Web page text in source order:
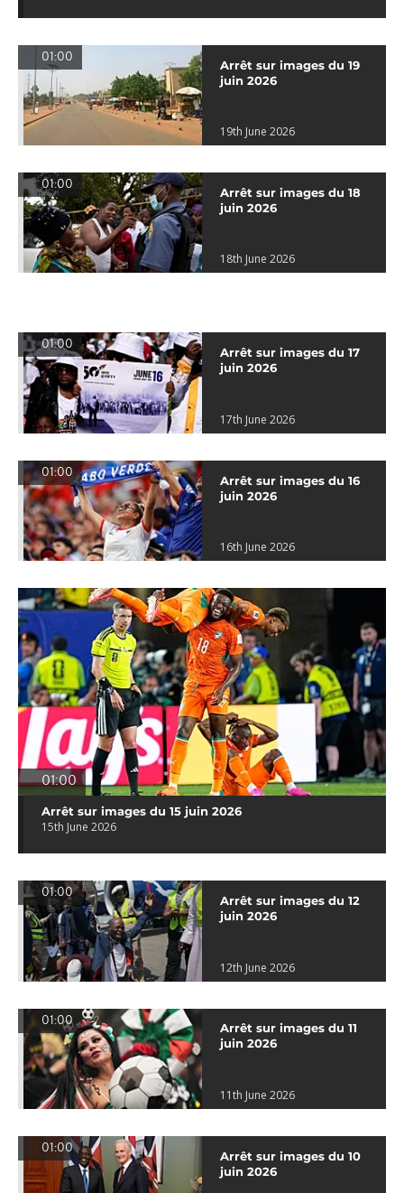
01:00
Arrêt sur images du 19
juin 2026
19th June 2026
01:00
Arrêt sur images du 18
juin 2026
18th June 2026
01:00
Arrêt sur images du 17
juin 2026
17th June 2026
01:00
Arrêt sur images du 16
juin 2026
16th June 2026
01:00
Arrêt sur images du 15 juin 2026
15th June 2026
01:00
Arrêt sur images du 12
juin 2026
12th June 2026
01:00
Arrêt sur images du 11
juin 2026
11th June 2026
01:00
Arrêt sur images du 10
juin 2026